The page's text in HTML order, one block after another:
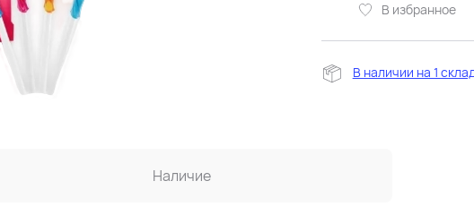
В избранное
В наличии на 1
Наличие